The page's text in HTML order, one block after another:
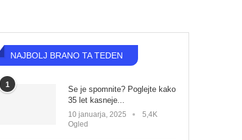
NAJBOLJ BRANO TA TEDEN
1
Se je spomnite? Poglejte kako
35 let kasneje...
10 januarja, 2025
5,4K
Ogled